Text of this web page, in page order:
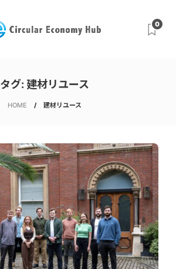
0
タグ: 建材リユース
HOME 建材リユース